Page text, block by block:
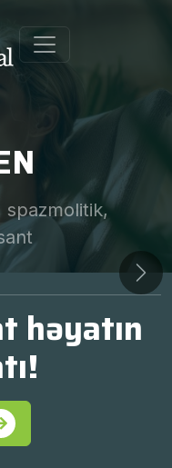
spazmolitik,
həyatın
Next